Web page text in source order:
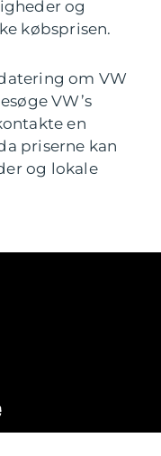
og
købsprisen.
om VW
VW’s
en
priserne kan
og lokale